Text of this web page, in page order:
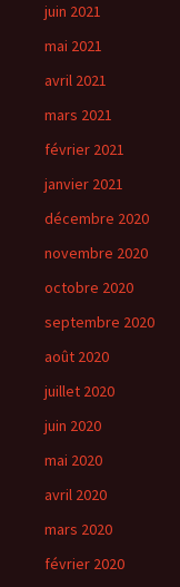
juin 2021
mai 2021
avril 2021
mars 2021
février 2021
janvier 2021
décembre 2020
novembre 2020
octobre 2020
septembre 2020
août 2020
juillet 2020
juin 2020
mai 2020
avril 2020
mars 2020
février 2020